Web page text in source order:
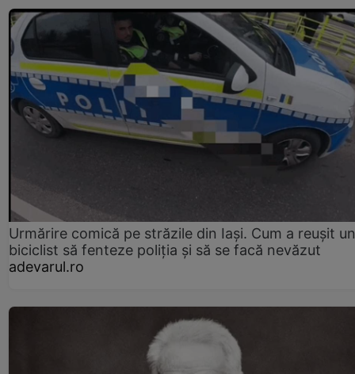
Urmărire comică pe străzile din Iași. Cum a reușit un
biciclist să fenteze poliția și să se facă nevăzut
adevarul.ro